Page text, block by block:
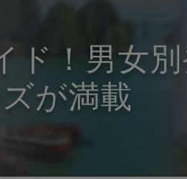
れ
タイ語／トップ
タイ語／授業の概要
タイ語／コース・料金
タイ語／講師紹介
ベトナム語
！男女
が満載